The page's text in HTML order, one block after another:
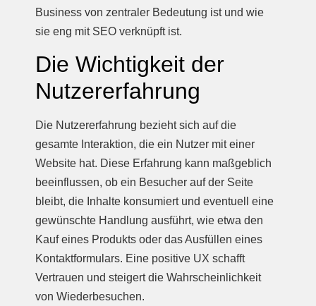
Business von zentraler Bedeutung ist und wie
sie eng mit SEO verknüpft ist.
Die Wichtigkeit der
Nutzererfahrung
Die Nutzererfahrung bezieht sich auf die
gesamte Interaktion, die ein Nutzer mit einer
Website hat. Diese Erfahrung kann maßgeblich
beeinflussen, ob ein Besucher auf der Seite
bleibt, die Inhalte konsumiert und eventuell eine
gewünschte Handlung ausführt, wie etwa den
Kauf eines Produkts oder das Ausfüllen eines
Kontaktformulars. Eine positive UX schafft
Vertrauen und steigert die Wahrscheinlichkeit
von Wiederbesuchen.